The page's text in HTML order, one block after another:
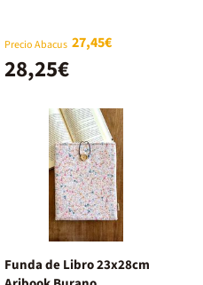
Precio Abacus 27,45€
28,25€
Funda de Libro 23x28cm